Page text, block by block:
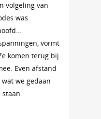
volgeling van
was
vormt
komen terug bij
Even afstand
we gedaan
staan.